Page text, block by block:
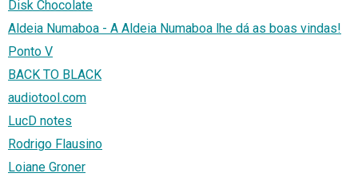
Disk Chocolate
Aldeia Numaboa - A Aldeia Numaboa lhe dá as boas vindas!
Ponto V
BACK TO BLACK
audiotool.com
LucD notes
Rodrigo Flausino
Loiane Groner